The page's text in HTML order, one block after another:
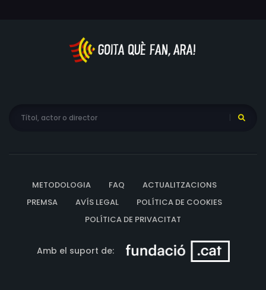
METODOLOGIA FAQ
ACTUALITZACIONS
PREMSA
AVÍS LEGAL
POLÍTICA DE COOKIES
POLÍTICA DE PRIVACITAT
Amb el suport de: